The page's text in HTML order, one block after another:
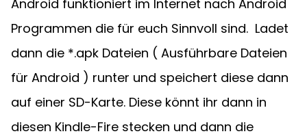
Android funktioniert im Internet nach Android
Programmen die für euch Sinnvoll sind.  Ladet
dann die *.apk Dateien ( Ausführbare Dateien
für Android ) runter und speichert diese dann
auf einer SD-Karte. Diese könnt ihr dann in
diesen Kindle-Fire stecken und dann die